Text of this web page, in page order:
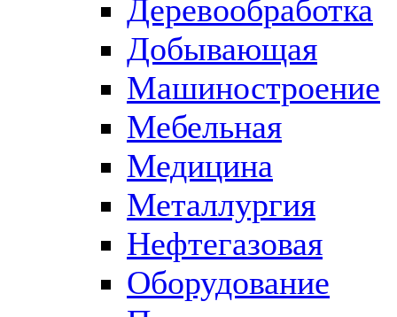
Деревообработка
Добывающая
Машиностроение
Мебельная
Медицина
Металлургия
Нефтегазовая
Оборудование